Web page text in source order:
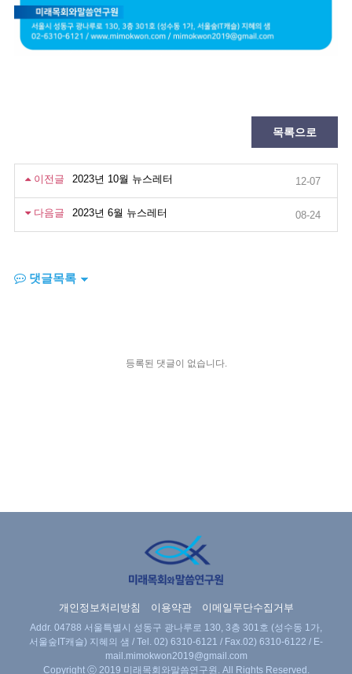
목록으로
이전글 2023년 10월 뉴스레터 12-07
다음글 2023년 6월 뉴스레터 08-24
댓글목록
등록된 댓글이 없습니다.
개인정보처리방침 이용약관 이메일무단수집거부
Addr. 04788 서울특별시 성동구 광나루로 130, 3층 301호 (성수동 1가,
서울숲IT캐슬) 지혜의 샘 / Tel. 02) 6310-6121 / Fax.02) 6310-6122 / E-
mail.
mimokwon2019@gmail.com
Copyright ⓒ 2019 미래목회와말씀연구원. All Rights Reserved.